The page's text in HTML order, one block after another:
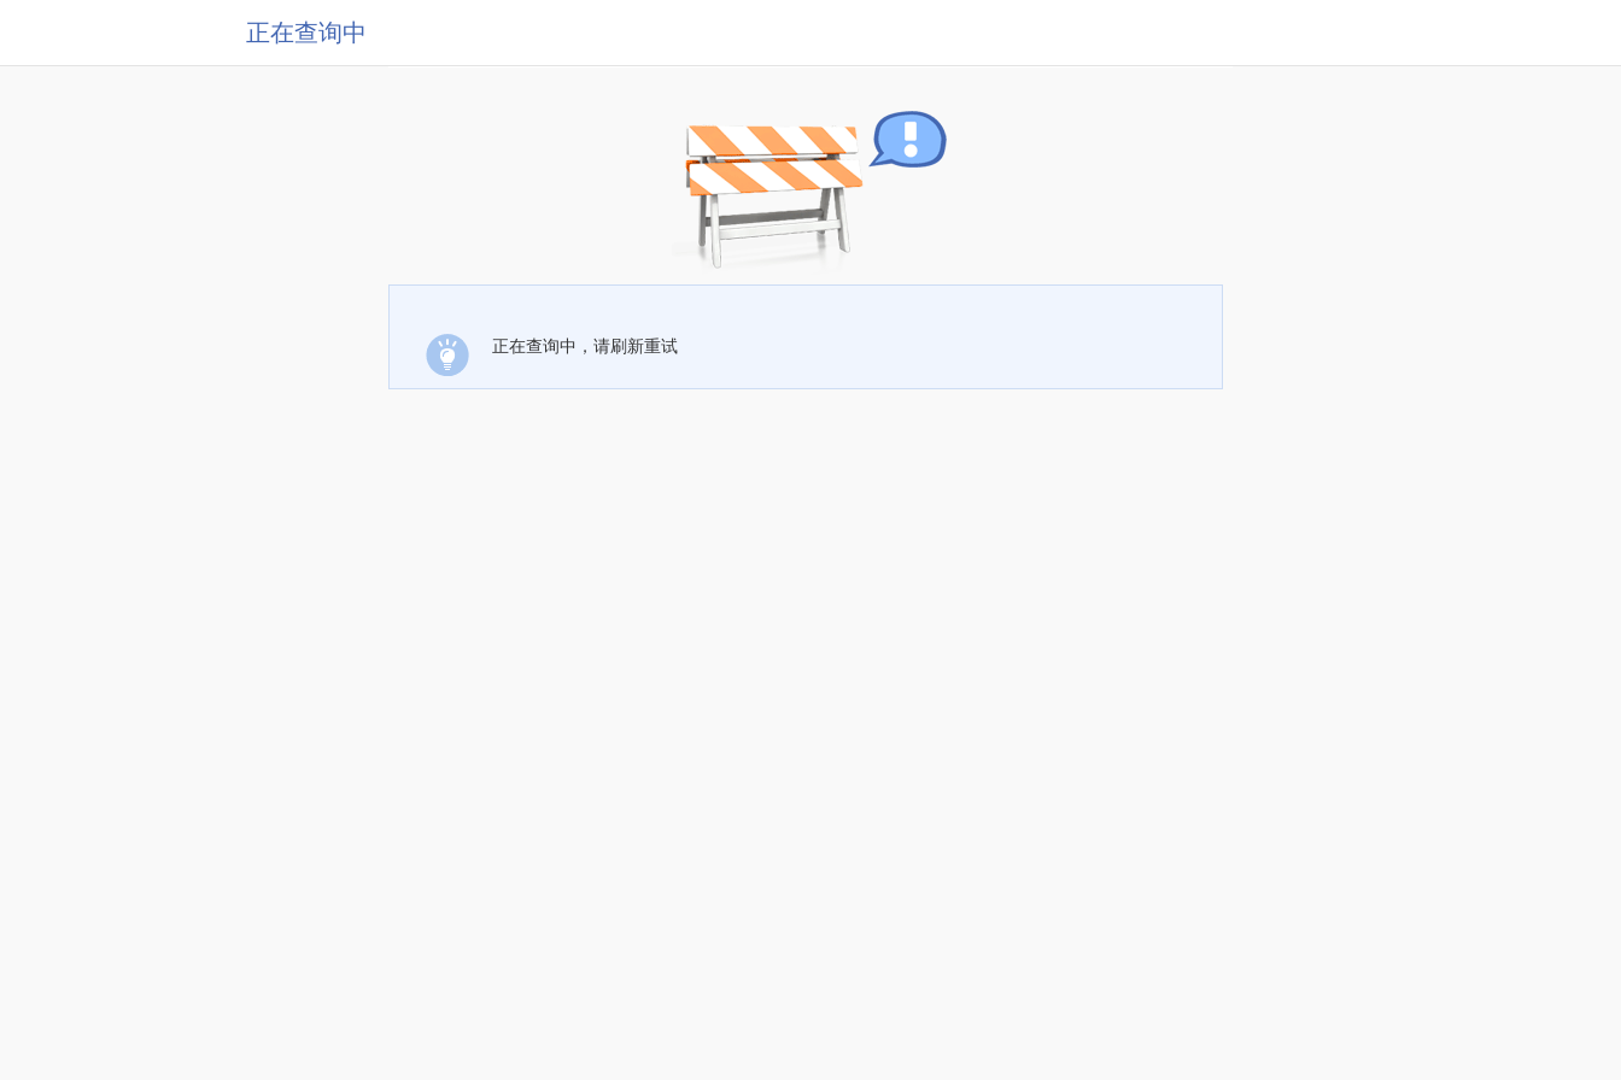
正在查询中
正在查询中，请刷新重试